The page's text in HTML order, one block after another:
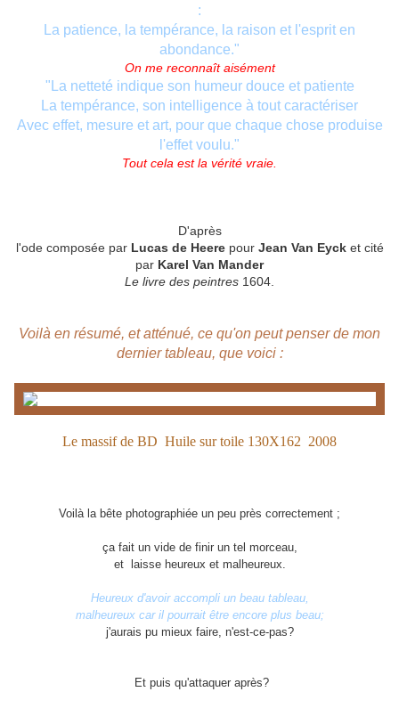
:
La patience, la tempérance, la raison et l'esprit en
abondance."
On me reconnaît aisément
"La netteté indique son humeur douce et patiente
La tempérance, son intelligence à tout caractériser
Avec effet, mesure et art, pour que chaque chose produise
l'effet voulu."
Tout cela est la vérité vraie.
D'après
l'ode composée par Lucas de Heerepour Jean Van Eycket cité
par Karel Van Mander
Le livre des peintres 1604.
Voilà en résumé, et atténué, ce qu'on peut penser de mon
dernier tableau, que voici :
Le massif de BD Huile sur toile 130X162 2008
Voilà la bête photographiée un peu près correctement ;
ça fait un vide de finir un tel morceau,
et laisse heureux et malheureux.
Heureux d'avoir accompli un beau tableau,
malheureux car il pourrait être encore plus beau;
j'aurais pu mieux faire, n'est-ce-pas?
Et puis qu'attaquer après?